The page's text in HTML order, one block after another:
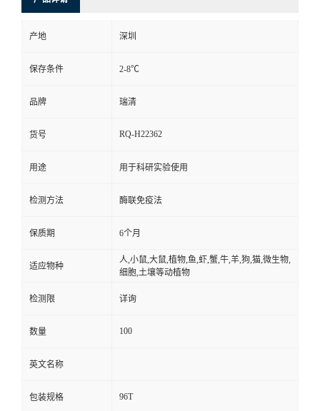
产地 深圳
保存条件 2-8℃
品牌 瑞清
货号 RQ-H22362
用途 用于科研实验使用
检测方法 酶联免疫法
保质期 6个月
适应物种
人,小鼠,大鼠,植物,鱼,虾,蟹,牛,羊,狗,猫,微生物,
细胞,土壤等动植物
检测限 详询
数量 100
英文名称
包装规格 96T